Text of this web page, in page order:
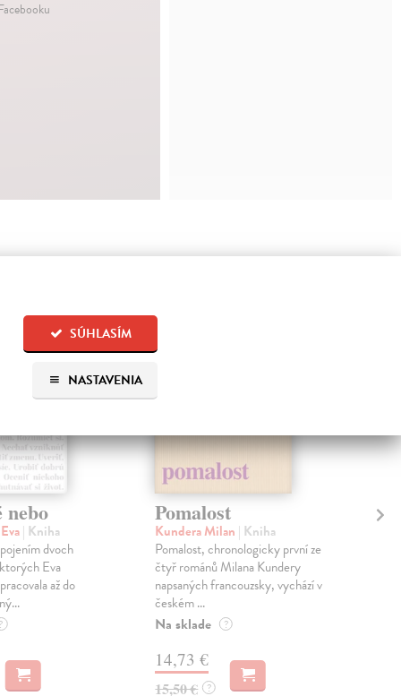
SÚHLASÍM
NASTAVENIA
nebo
| Kniha
dvoch
Eva
až do
Pomalost
Kundera Milan | Kniha
Pomalost, chronologicky první ze
čtyř románů Milana Kundery
napsaných francouzsky, vychází v
českém ...
Na sklade ?
14,73 €
15,50 € ?